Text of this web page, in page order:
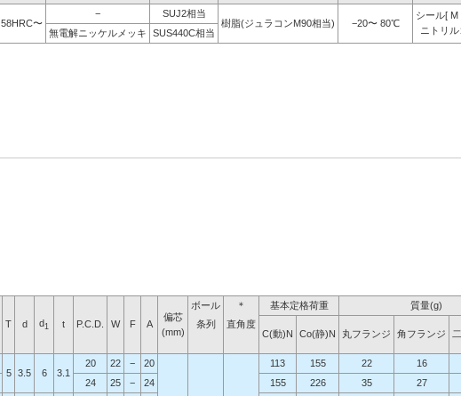
58HRC〜
−
SUJ2相当
樹脂(ジュラコンM90相当)
−20〜 80℃
シール[ M
ニトリル
無電解ニッケルメッキ SUS440C相当
T d d1 t P.C.D. W F A
偏芯
(mm)
ボール ＊ 基本定格荷重 質量(g)
条列
直角度
C(動)N
Co(静)N 丸フランジ 角フランジ
5
3.5 6 3.1
20 22 − 20 113 155 22 16
24 25 − 24 155 226 35 27